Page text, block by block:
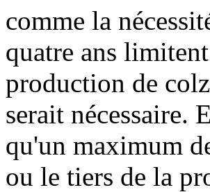
comme la
quatre ans
production de
serait nécessaire.
qu'un maximum
ou le tiers de la